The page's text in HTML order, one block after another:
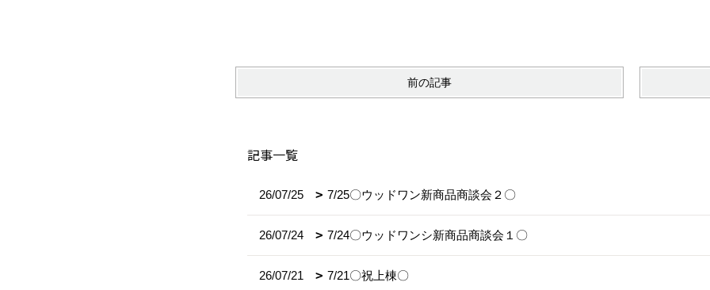
前の記事
記事一覧
26/07/25 7/25〇ウッドワン新商品商談会２〇
26/07/24 7/24〇ウッドワンシ新商品商談会１〇
26/07/21 7/21〇祝上棟〇